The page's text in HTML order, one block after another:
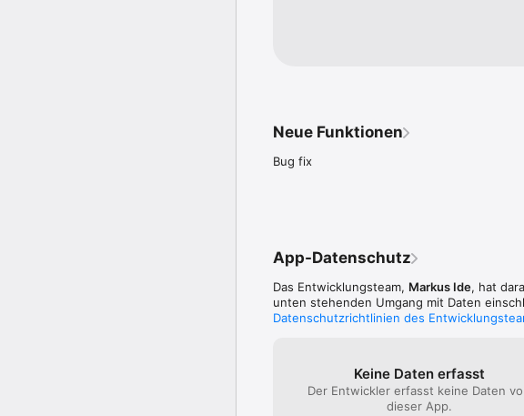
Neue Funktionen
Bug fix
App-Datenschutz
Das Entwicklungsteam, Markus Ide, hat
unten stehenden Umgang mit Daten
Datenschutzrichtlinien des
Keine Daten erfasst
Der Entwickler erfasst keine Daten
dieser App.